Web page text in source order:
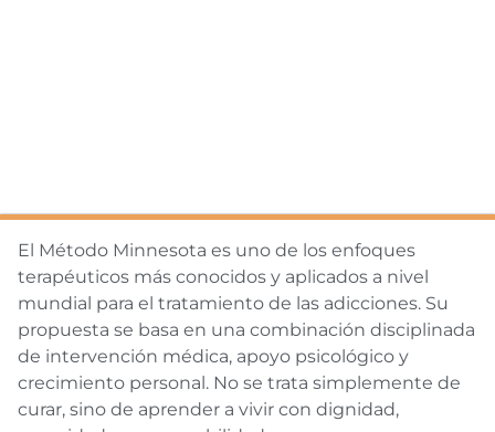
El Método Minnesota es uno de los enfoques
terapéuticos más conocidos y aplicados a nivel
mundial para el tratamiento de las adicciones. Su
propuesta se basa en una combinación disciplinada
de intervención médica, apoyo psicológico y
crecimiento personal. No se trata simplemente de
curar, sino de aprender a vivir con dignidad,